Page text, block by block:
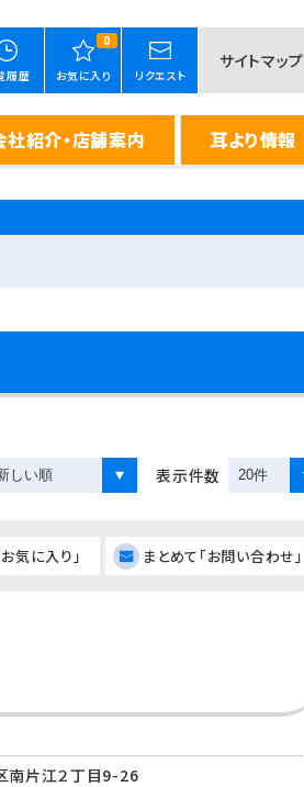
履歴
0
お気に入り リクエスト
サイトマップ
社紹介・店舗案内 耳より情報
表示件数
気に入り」 まとめて「お問い合わせ」
南片江２丁目9-26